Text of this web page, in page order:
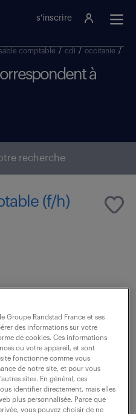
s'inscrire
comptable / cdi / occitanie /
à
recherche
(f/h)
(3 collaborateurs). A
l'exactitude et de la
pour les...
Groupe Randstad France et ses
des informations sur votre
de cookies. Ces informations
ou votre appareil, et sont
fonctionne comme vous
de notre site, et pour vous
sites. En général, ces
identifier directement, mais elles
plus personnalisée. Parce que
vous pouvez choisir de ne